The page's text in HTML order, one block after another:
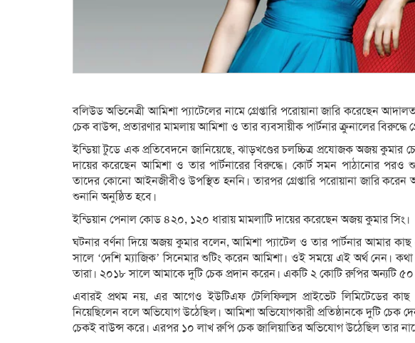
বলিউড অভিনেত্রী আমিশা প্যাটেলের নামে গ্রেপ্তারি পরোয়ানা জারি করেছেন
চেক বাউন্স, প্রতারণার মামলায় আমিশা ও তার ব্যবসায়ীক পার্টনার ক্রুনালের বিরুদ্ধে
ইন্ডিয়া টুডে এক প্রতিবেদনে জানিয়েছে, ঝাড়খণ্ডের চলচ্চিত্র প্রযোজক অজয় কুমার
দায়ের করেছেন আমিশা ও তার পার্টনারের বিরুদ্ধে। কোর্ট সমন পাঠানোর পরও
তাদের কোনো আইনজীবীও উপস্থিত হননি। তারপর গ্রেপ্তারি পরোয়ানা জারি
শুনানি অনুষ্ঠিত হবে।
ইন্ডিয়ান পেনাল কোড ৪২০, ১২০ ধারায় মামলাটি দায়ের করেছেন অজয় কুমার সিং।
ঘটনার বর্ণনা দিয়ে অজয় কুমার বলেন, আমিশা প্যাটেল ও তার পার্টনার আমার
সালে ‘দেশি ম্যাজিক’ সিনেমার শুটিং করেন আমিশা। ওই সময়ে এই অর্থ নেন।
তারা। ২০১৮ সালে আমাকে দুটি চেক প্রদান করেন। একটি ২ কোটি রুপির অন্যটি ৫০
এবারই প্রথম নয়, এর আগেও ইউটিএফ টেলিফিল্মস প্রাইভেট লিমিটেডের
নিয়েছিলেন বলে অভিযোগ উঠেছিল। আমিশা অভিযোগকারী প্রতিষ্ঠানকে দুটি চেক
চেকই বাউন্স করে। এরপর ১০ লাখ রুপি চেক জালিয়াতির অভিযোগ উঠেছিল তার